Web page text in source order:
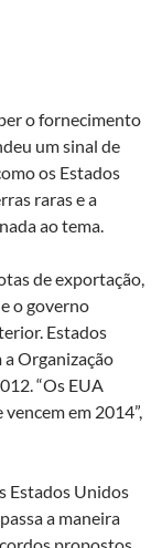
o fornecimento
um sinal de
os Estados
raras e a
ao tema.
de exportação,
o governo
Estados
Organização
“Os EUA
em 2014”,
Estados Unidos
a maneira